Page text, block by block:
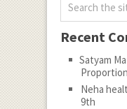
Recent
Satyam
Neha
9th